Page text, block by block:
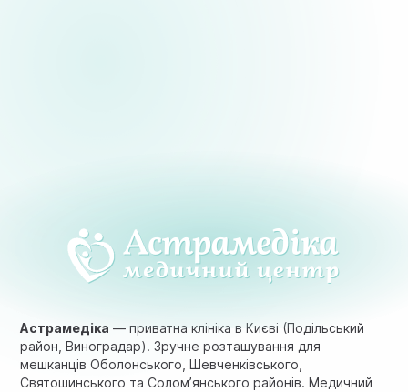
Астрамедіка — приватна клініка в Києві (Подільський
район, Виноградар). Зручне розташування для
мешканців Оболонського, Шевченківського,
Святошинського та Солом’янського районів. Медичний